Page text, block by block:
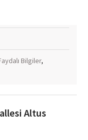
Bilgiler,
Altus